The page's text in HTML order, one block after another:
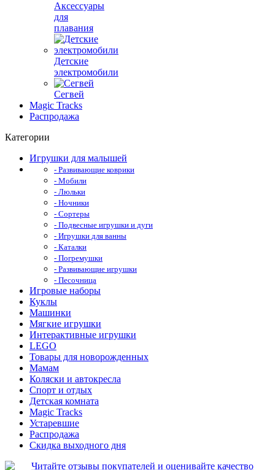
Аксессуары
для
плавания
Детские
электромобили
Сегвей
Magic Tracks
Распродажа
Категории
Игрушки для малышей
- Развивающие коврики
- Мобили
- Люльки
- Ночники
- Сортеры
- Подвесные игрушки и дуги
- Игрушки для ванны
- Каталки
- Погремушки
- Развивающие игрушки
- Песочница
Игровые наборы
Куклы
Машинки
Мягкие игрушки
Интерактивные игрушки
LEGO
Товары для новорожденных
Мамам
Коляски и автокресла
Спорт и отдых
Детская комната
Magic Tracks
Устаревшие
Распродажа
Скидка выходного дня